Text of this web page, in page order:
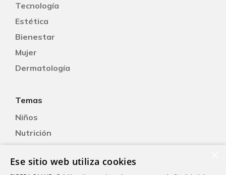
Tecnología
Estética
Bienestar
Mujer
Dermatología
Temas
Niños
Nutrición
Oftalmología
Ese sitio web utiliza cookies